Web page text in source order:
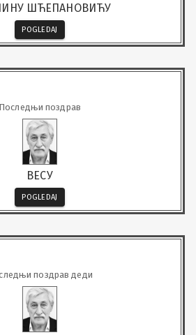
ШЋЕПАНОВИЋУ
POGLEDAJ
Последњи поздрав
ВЕСУ
POGLEDAJ
поздрав деди